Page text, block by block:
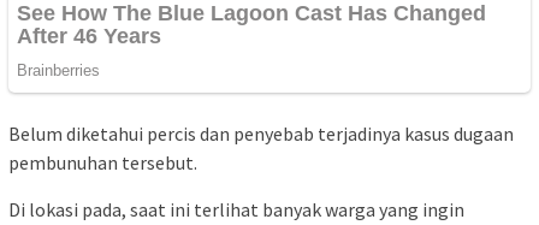
Belum diketahui percis dan penyebab terjadinya kasus dugaan
pembunuhan tersebut.
Di lokasi pada, saat ini terlihat banyak warga yang ingin